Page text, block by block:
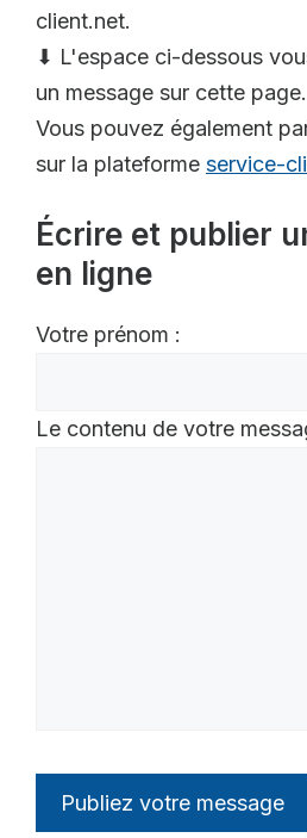
client.net.
⬇ L'espace ci-dessous
un message sur cette page.
Vous pouvez également
sur la plateforme service-
Écrire et publier
en ligne
Votre prénom :
Le contenu de votre